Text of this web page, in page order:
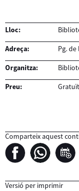
Lloc:
Adreça: Pg.
Organitza:
Preu: Gratuït
Comparteix aquest
Versió per imprimir